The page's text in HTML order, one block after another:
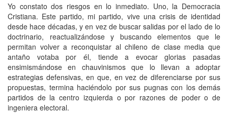
Yo constato dos riesgos en lo inmediato. Uno, la Democracia
Cristiana. Este partido, mi partido, vive una crisis de identidad
desde hace décadas, y en vez de buscar salidas por el lado de lo
doctrinario, reactualizándose y buscando elementos que le
permitan volver a reconquistar al chileno de clase media que
antaño votaba por él, tiende a evocar glorias pasadas
ensimismándose en chauvinismos que lo llevan a adoptar
estrategias defensivas, en que, en vez de diferenciarse por sus
propuestas, termina haciéndolo por sus pugnas con los demás
partidos de la centro izquierda o por razones de poder o de
ingeniera electoral.